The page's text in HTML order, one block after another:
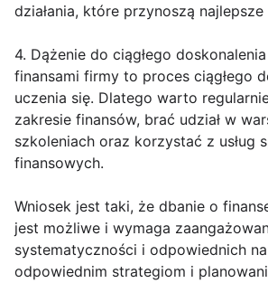
działania, które przynoszą
4. Dążenie do ciągłego
finansami firmy to proces ciągłego
uczenia się. Dlatego warto
zakresie finansów, brać udział w
szkoleniach oraz korzystać z usług
finansowych.
Wniosek jest taki, że dbanie o
jest możliwe i wymaga
systematyczności i odpowiednich
odpowiednim strategiom i